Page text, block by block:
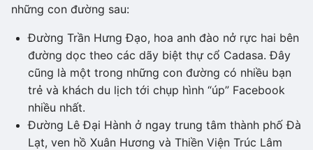
những con đường sau:
Đường Trần Hưng Đạo, hoa anh đào nở rực hai bên
đường dọc theo các dãy biệt thự cổ Cadasa. Đây
cũng là một trong những con đường có nhiều bạn
trẻ và khách du lịch tới chụp hình “úp” Facebook
nhiều nhất.
Đường Lê Đại Hành ở ngay trung tâm thành phố Đà
Lạt, ven hồ Xuân Hương và Thiền Viện Trúc Lâm